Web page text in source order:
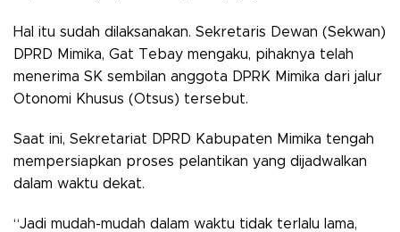
Hal itu sudah dilaksanakan. Sekretaris Dewan (Sekwan)
DPRD Mimika, Gat Tebay mengaku, pihaknya telah
menerima SK sembilan anggota DPRK Mimika dari jalur
Otonomi Khusus (Otsus) tersebut.
Saat ini, Sekretariat DPRD Kabupaten Mimika tengah
mempersiapkan proses pelantikan yang dijadwalkan
dalam waktu dekat.
“Jadi mudah-mudah dalam waktu tidak terlalu lama,